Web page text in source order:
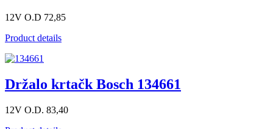
12V O.D 72,85
Product details
Držalo krtačk Bosch 134661
12V O.D. 83,40